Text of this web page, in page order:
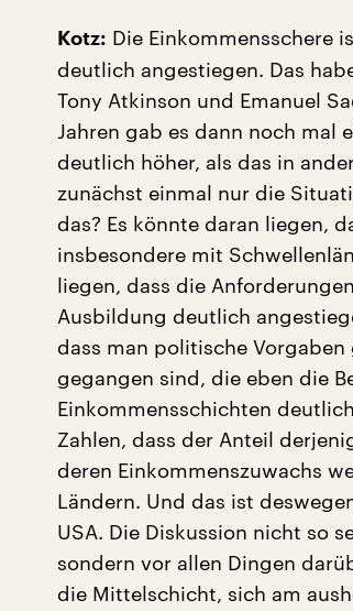
Kotz: Die Einkommensschere
deutlich angestiegen. Das
Tony Atkinson und Emanuel
Jahren gab es dann noch mal
deutlich höher, als das in
zunächst einmal nur die
das? Es könnte daran liegen,
insbesondere mit
liegen, dass die
Ausbildung deutlich
dass man politische
gegangen sind, die eben die
Einkommensschichten
Zahlen, dass der Anteil
deren Einkommenszuwachs
Ländern. Und das ist
USA. Die Diskussion nicht so
sondern vor allen Dingen
die Mittelschicht, sich am